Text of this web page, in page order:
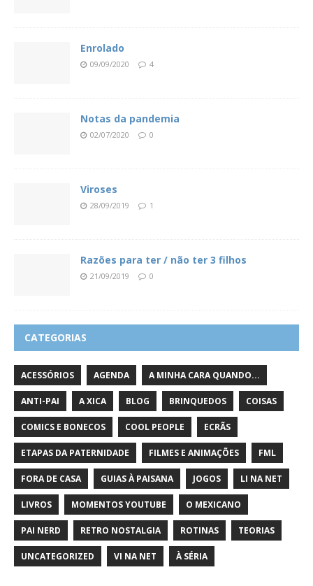
Enrolado
09/09/2020 4
Notas da pandemia
02/07/2020 0
Viroses
28/09/2019 1
Razões para ter / não ter 3 filhos
21/09/2019 0
CATEGORIAS
ACESSÓRIOS AGENDA A MINHA CARA QUANDO...
ANTI-PAI A XICA BLOG BRINQUEDOS COISAS
COMICS E BONECOS COOL PEOPLE ECRÃS
ETAPAS DA PATERNIDADE FILMES E ANIMAÇÕES FML
FORA DE CASA GUIAS À PAISANA JOGOS LI NA NET
LIVROS MOMENTOS YOUTUBE O MEXICANO
PAI NERD RETRO NOSTALGIA ROTINAS TEORIAS
UNCATEGORIZED VI NA NET À SÉRIA